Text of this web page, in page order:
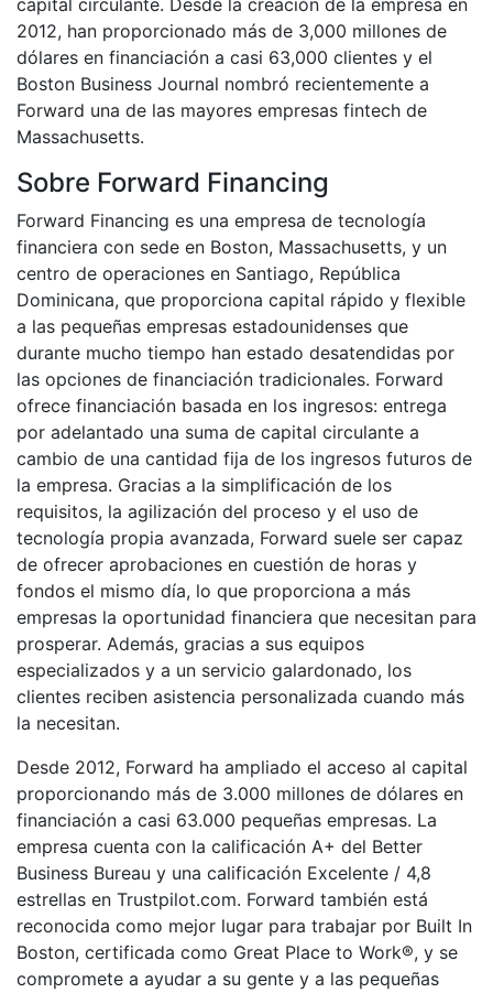
capital circulante. Desde la creación de la empresa en
2012, han proporcionado más de 3,000 millones de
dólares en financiación a casi 63,000 clientes y el
Boston Business Journal nombró recientemente a
Forward una de las mayores empresas fintech de
Massachusetts.
Sobre Forward Financing
Forward Financing es una empresa de tecnología
financiera con sede en Boston, Massachusetts, y un
centro de operaciones en Santiago, República
Dominicana, que proporciona capital rápido y flexible
a las pequeñas empresas estadounidenses que
durante mucho tiempo han estado desatendidas por
las opciones de financiación tradicionales. Forward
ofrece financiación basada en los ingresos: entrega
por adelantado una suma de capital circulante a
cambio de una cantidad fija de los ingresos futuros de
la empresa. Gracias a la simplificación de los
requisitos, la agilización del proceso y el uso de
tecnología propia avanzada, Forward suele ser capaz
de ofrecer aprobaciones en cuestión de horas y
fondos el mismo día, lo que proporciona a más
empresas la oportunidad financiera que necesitan para
prosperar. Además, gracias a sus equipos
especializados y a un servicio galardonado, los
clientes reciben asistencia personalizada cuando más
la necesitan.
Desde 2012, Forward ha ampliado el acceso al capital
proporcionando más de 3.000 millones de dólares en
financiación a casi 63.000 pequeñas empresas. La
empresa cuenta con la calificación A+ del Better
Business Bureau y una calificación Excelente / 4,8
estrellas en Trustpilot.com. Forward también está
reconocida como mejor lugar para trabajar por Built In
Boston, certificada como Great Place to Work®, y se
compromete a ayudar a su gente y a las pequeñas